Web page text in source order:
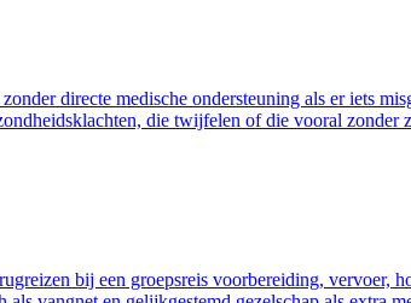
directe medische ondersteuning als er iets
die twijfelen of die vooral zonder
bij een groepsreis voorbereiding, vervoer,